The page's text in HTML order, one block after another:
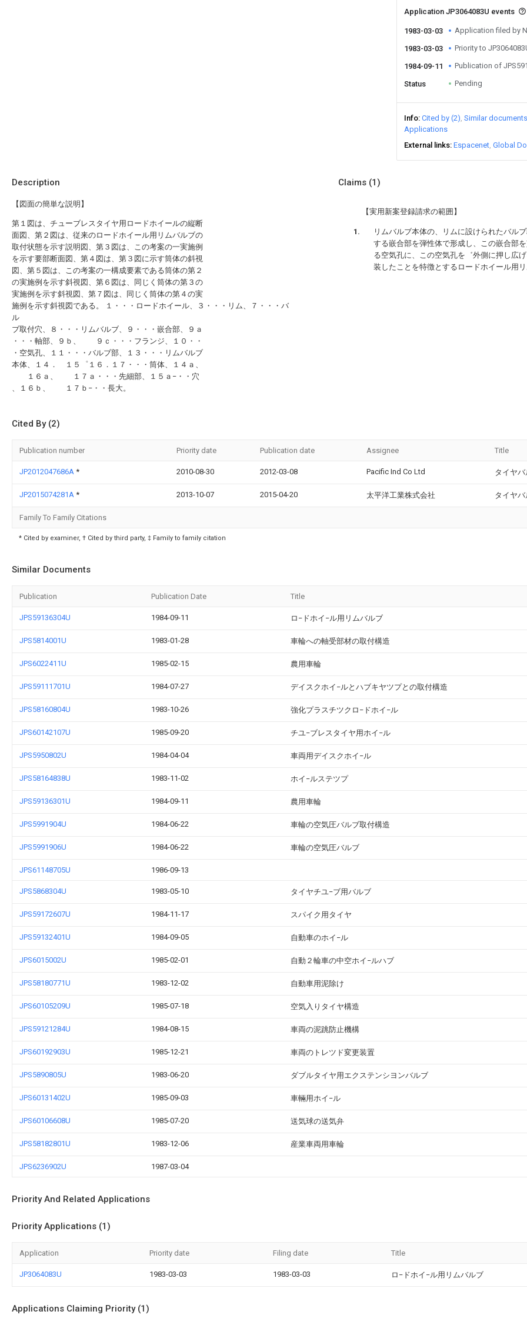
Application JP3064083U events
1983-03-03 Application filed by
1983-03-03 Priority to
1984-09-11 Publication of
Status Pending
Info Cited by (2) Similar documents
Applications
External links Espacenet Global
Description
【図面の簡単な説明】
第１図は、チューブレスタイヤ用ロードホイールの縦断
面図、第２図は、従来のロードホイール用リムバルブの
取付状態を示す説明図、第３図は、この考案の一実施例
を示す要部断面図、第４図は、第３図に示す筒体の斜視
図、第５図は、この考案の一構成要素である筒体の第２
の実施例を示す斜視図、第６図は、同じく筒体の第３の
実施例を示す斜視図、第７図は、同じく筒体の第４の実
施例を示す斜視図である。 １・・・ロードホイール、３・・・リム、７・・・バ
ル
ブ取付穴、８・・・リムバルブ、９・・・嵌合部、９ａ
・・・軸部、９ｂ、 ９ｃ・・・フランジ、１０・・
・空気孔、１１・・・バルブ部、１３・・・リムバルブ
本体、１４． １５゜１６．１７・・・筒体、１４ａ、
１６ａ、 １７ａ・・・先細部、１５ａ−・・穴
、１６ｂ、 １７ｂ−・・長大。
Claims (1)
【実用新案登録請求の範囲】
リムバルブ本体の、リムに設けられたバル
する嵌合部を弾性体で形成し、この嵌合部
る空気孔に、この空気孔を゛外側に押し広
装したことを特徴とするロードホイール用リ
Cited By (2)
Publication number Priority date Publication date Assignee Title
JP2012047686A * 2010-08-30 2012-03-08 Pacific Ind Co Ltd タイヤバ
JP2015074281A * 2013-10-07 2015-04-20 太平洋工業株式会社 タイヤバ
Family To Family Citations
* Cited by examiner, † Cited by third party, ‡ Family to family citation
Similar Documents
Publication Publication Date Title
JPS59136304U 1984-09-11 ロ−ドホイ−ル用リムバルブ
JPS5814001U 1983-01-28 車輪への軸受部材の取付構造
JPS6022411U 1985-02-15 農用車輪
JPS59111701U 1984-07-27 デイスクホイ−ルとハブキヤツプとの取付構造
JPS58160804U 1983-10-26 強化プラスチツクロ−ドホイ−ル
JPS60142107U 1985-09-20 チユ−ブレスタイヤ用ホイ−ル
JPS5950802U 1984-04-04 車両用デイスクホイ−ル
JPS58164838U 1983-11-02 ホイ−ルステツプ
JPS59136301U 1984-09-11 農用車輪
JPS5991904U 1984-06-22 車輪の空気圧バルブ取付構造
JPS5991906U 1984-06-22 車輪の空気圧バルブ
JPS61148705U 1986-09-13
JPS5868304U 1983-05-10 タイヤチユ−ブ用バルブ
JPS59172607U 1984-11-17 スパイク用タイヤ
JPS59132401U 1984-09-05 自動車のホイ−ル
JPS6015002U 1985-02-01 自動２輪車の中空ホイ−ルハブ
JPS58180771U 1983-12-02 自動車用泥除け
JPS60105209U 1985-07-18 空気入りタイヤ構造
JPS59121284U 1984-08-15 車両の泥跳防止機構
JPS60192903U 1985-12-21 車両のトレツド変更装置
JPS5890805U 1983-06-20 ダブルタイヤ用エクステンシヨンバルブ
JPS60131402U 1985-09-03 車輛用ホイ−ル
JPS60106608U 1985-07-20 送気球の送気弁
JPS58182801U 1983-12-06 産業車両用車輪
JPS6236902U 1987-03-04
Priority And Related Applications
Priority Applications (1)
Application Priority date Filing date Title
JP3064083U 1983-03-03 1983-03-03 ロ−ドホイ−ル用リムバルブ
Applications Claiming Priority (1)